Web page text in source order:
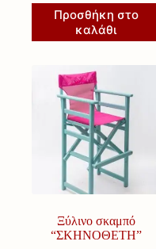
Προσθήκη στο
καλάθι
Ξύλινο σκαμπό
“ΣΚΗΝΟΘΕΤΗ”